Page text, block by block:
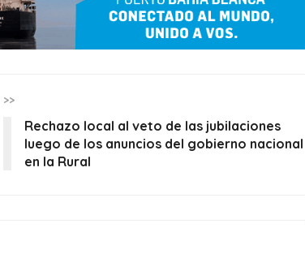
>>
Rechazo local al veto de las jubilaciones
luego de los anuncios del gobierno nacional
en la Rural